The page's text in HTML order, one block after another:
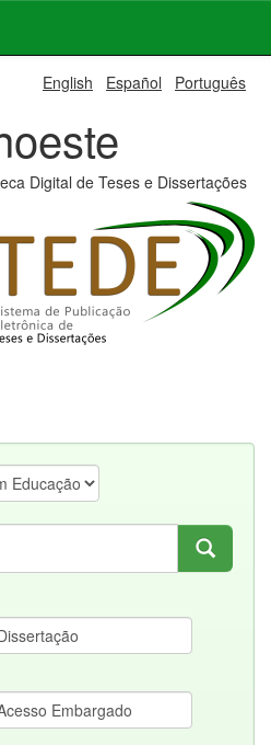
English Español Português
Digital de Teses e Dissertações